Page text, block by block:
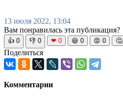
13 июля 2022, 13:04
Вам понравилась эта публикация?
👍 0 👎 0 ❤ 0 😆 0 😡 0 🤔
Поделиться
Комментарии